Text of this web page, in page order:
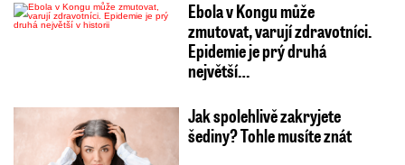
Ebola v Kongu může
zmutovat, varují zdravotníci.
Epidemie je prý druhá
největší…
Jak spolehlivě zakryjete
šediny? Tohle musíte znát